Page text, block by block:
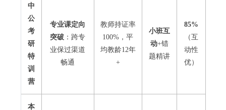
中
公
考
研
特
训
营
专业课定向
突破 ：跨专
业保过渠道
畅通
教师持证率
100%，平
均教龄12年
+
小班互
动+错
题精讲
85%
（互
动性
优）
本